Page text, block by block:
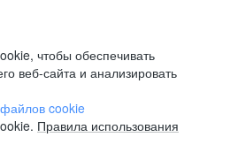
чтобы обеспечивать
веб-сайта и анализировать
cookie
Правила использования